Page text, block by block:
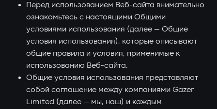
Перед использованием Веб-сайта внимательно
ознакомьтесь с настоящими Общими
условиями использования (далее — Общие
условия использования), которые описывают
общие правила и условия, применимые к
использованию Веб-сайта.
Общие условия использования представляют
собой соглашение между компаниями Gazer
Limited (далее — мы, наш) и каждым